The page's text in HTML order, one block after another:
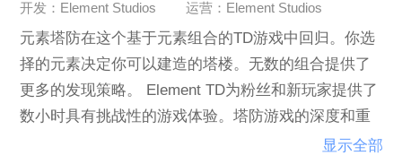
开发：Element Studios 运营：Element Studios
元素塔防在这个基于元素组合的TD游戏中回归。你选
择的元素决定你可以建造的塔楼。无数的组合提供了
更多的发现策略。 Element TD为粉丝和新玩家提供了
数小时具有挑战性的游戏体验。塔防游戏的深度和重
显示全部